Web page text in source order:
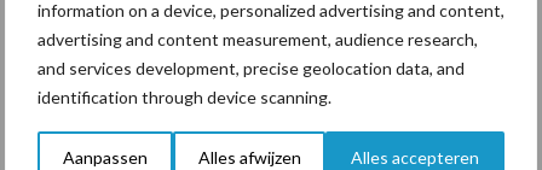
information on a device, personalized advertising and content,
advertising and content measurement, audience research,
and services development, precise geolocation data, and
identification through device scanning.
Aanpassen Alles afwijzen Alles accepteren
ForFarmers ziet volume en
marktaandeel groeien in krimpende
Nederlandse markt
6 aug
Tien praktische tips voor een